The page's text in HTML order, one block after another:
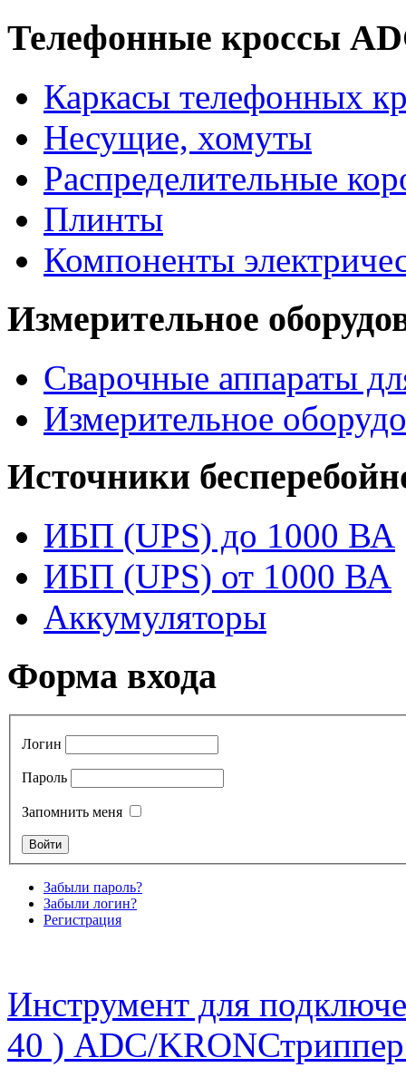
Телефонные кроссы
Каркасы телефонных
Несущие, хомуты
Распределительные
Плинты
Компоненты
Измерительное
Сварочные аппараты
Измерительное
Источники
ИБП (UPS) до 1000 ВА
ИБП (UPS) от 1000 ВА
Аккумуляторы
Форма входа
Логин
Пароль
Запомнить меня
Забыли пароль?
Забыли логин?
Регистрация
Инструмент для
40 ) ADC/KRON